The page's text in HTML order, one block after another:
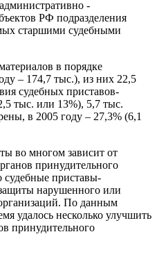
-
РФ подразделения
старшими судебными
в порядке
– 174,7 тыс.), из них 22,5
судебных приставов-
тыс. или 13%), 5,7 тыс.
в 2005 году – 27,3% (6,1
во многом зависит от
принудительного
судебные приставы-
нарушенного или
По данным
удалось несколько улучшить
принудительного